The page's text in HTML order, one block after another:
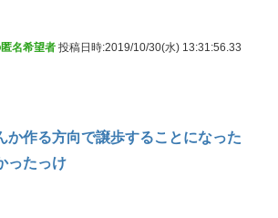
名希望者 投稿日時:2019/10/30(水) 13:31:56.33
か作る方向で譲歩することになった
ったっけ